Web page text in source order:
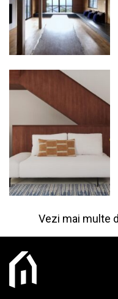
Vezi mai multe